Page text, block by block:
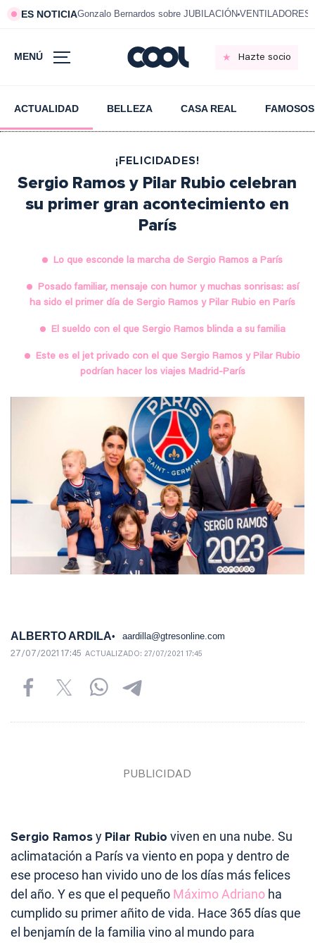
ES NOTICIAGonzalo Bernardos sobre JUBILACIÓN VENTILADORES
MENÚ Hazte socio
ACTUALIDAD BELLEZA CASA REAL FAMOSOS
¡FELICIDADES!
Sergio Ramos y Pilar Rubio celebran
su primer gran acontecimiento en
París
Lo que esconde la marcha de Sergio Ramos a París
Posado familiar, mensaje con humor y muchas sonrisas: así
ha sido el primer día de Sergio Ramos y Pilar Rubio en París
El sueldo con el que Sergio Ramos blinda a su familia
Este es el jet privado con el que Sergio Ramos y Pilar Rubio
podrían hacer los viajes Madrid-París
ALBERTO ARDILA aardilla@gtresonline.com
27/07/2021 17:45 ACTUALIZADO: 27/07/2021 17:45
Sergio Ramosy Pilar Rubio viven en una nube. Su
aclimatación a París va viento en popa y dentro de
ese proceso han vivido uno de los días más felices
del año. Y es que el pequeño Máximo Adriano ha
cumplido su primer añito de vida. Hace 365 días que
el benjamín de la familia vino al mundo para